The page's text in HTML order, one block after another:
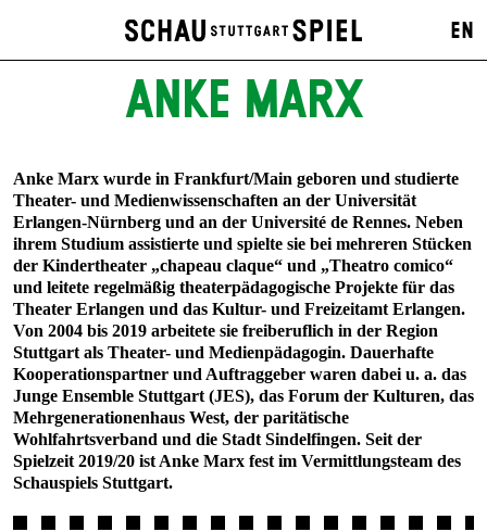
EN
ANKE MARX
Anke Marx wurde in Frankfurt/Main geboren und studierte
Theater- und Medienwissenschaften an der Universität
Erlangen-Nürnberg und an der Université de Rennes. Neben
ihrem Studium assistierte und spielte sie bei mehreren Stücken
der Kindertheater „chapeau claque“ und „Theatro comico“
und leitete regelmäßig theaterpädagogische Projekte für das
Theater Erlangen und das Kultur- und Freizeitamt Erlangen.
Von 2004 bis 2019 arbeitete sie freiberuflich in der Region
Stuttgart als Theater- und Medienpädagogin. Dauerhafte
Kooperationspartner und Auftraggeber waren dabei u. a. das
Junge Ensemble Stuttgart (JES), das Forum der Kulturen, das
Mehrgenerationenhaus West, der paritätische
Wohlfahrtsverband und die Stadt Sindelfingen. Seit der
Spielzeit 2019/20 ist Anke Marx fest im Vermittlungsteam des
Schauspiels Stuttgart.